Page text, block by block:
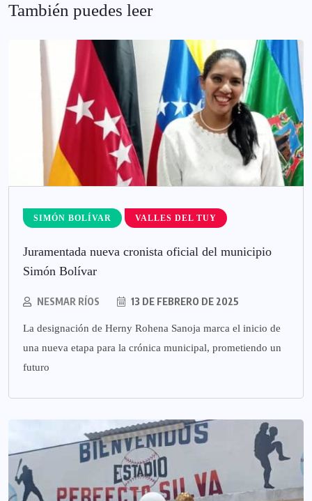
También puedes leer
SIMÓN BOLÍVAR VALLES DEL TUY
Juramentada nueva cronista oficial del municipio
Simón Bolívar
NESMAR RÍOS 13 DE FEBRERO DE 2025
La designación de Herny Rohena Sanoja marca el inicio de
una nueva etapa para la crónica municipal, prometiendo un
futuro